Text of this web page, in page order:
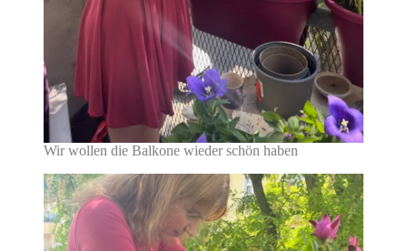
Wir wollen die Balkone wieder schön haben